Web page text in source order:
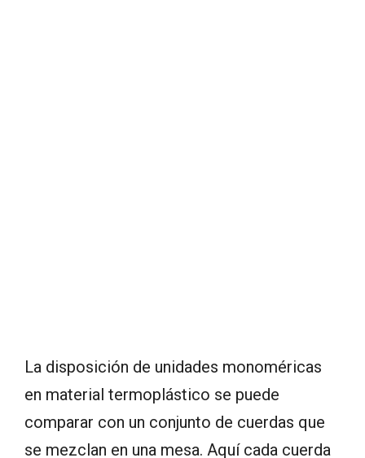
La disposición de unidades monoméricas
en material termoplástico se puede
comparar con un conjunto de cuerdas que
se mezclan en una mesa. Aquí cada cuerda